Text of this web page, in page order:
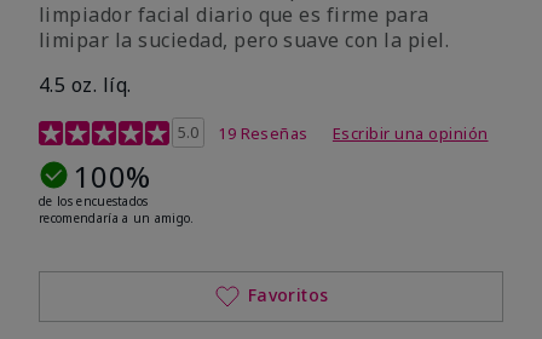
limpiador facial diario que es firme para
limipar la suciedad, pero suave con la piel.
4.5 oz. líq.
Calificación de clientes de 5 de 5
5.0 19 Reseñas Escribir una opinión
100%
de los encuestados
recomendaría a un amigo.
Favoritos